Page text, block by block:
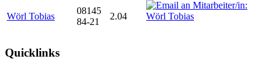
Wörl Tobias
08145
84-21
2.04
Quicklinks